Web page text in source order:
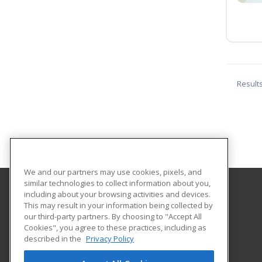
Indiana Tech
1600 East Washington Blvd
Fort Wayne, IN 46803 US
We and our partners may use cookies, pixels, and
similar technologies to collect information about you,
including about your browsing activities and devices.
This may result in your information being collected by
our third-party partners. By choosing to "Accept All
Cookies", you agree to these practices, including as
described in the Privacy Policy